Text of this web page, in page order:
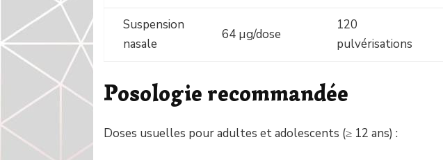
Suspension
nasale
64 µg/dose
120
pulvérisations
Posologie recommandée
Doses usuelles pour adultes et adolescents (≥ 12 ans) :